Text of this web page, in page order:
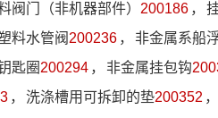
阀门（非机器部件） 200186 ，
料水管阀 200236 ， 非金属系船
匙圈 200294 ， 非金属挂包钩
， 洗涤槽用可拆卸的垫200352 ，